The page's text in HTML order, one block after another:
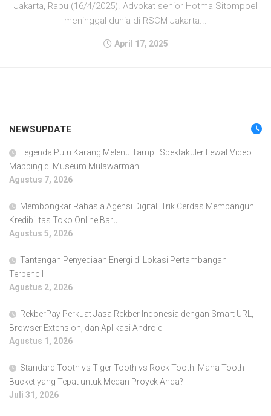
Jakarta, Rabu (16/4/2025). Advokat senior Hotma Sitompoel
meninggal dunia di RSCM Jakarta...
April 17, 2025
NEWSUPDATE
Legenda Putri Karang Melenu Tampil Spektakuler Lewat Video
Mapping di Museum Mulawarman
Agustus 7, 2026
Membongkar Rahasia Agensi Digital: Trik Cerdas Membangun
Kredibilitas Toko Online Baru
Agustus 5, 2026
Tantangan Penyediaan Energi di Lokasi Pertambangan
Terpencil
Agustus 2, 2026
RekberPay Perkuat Jasa Rekber Indonesia dengan Smart URL,
Browser Extension, dan Aplikasi Android
Agustus 1, 2026
Standard Tooth vs Tiger Tooth vs Rock Tooth: Mana Tooth
Bucket yang Tepat untuk Medan Proyek Anda?
Juli 31, 2026